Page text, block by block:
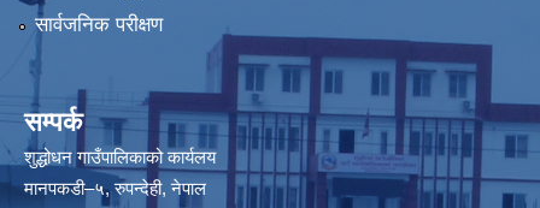
सार्वजनिक परीक्षण
सम्पर्क
शुद्धोधन गाउँपालिकाको कार्यलय
मानपकडी–५, रुपन्देही, नेपाल